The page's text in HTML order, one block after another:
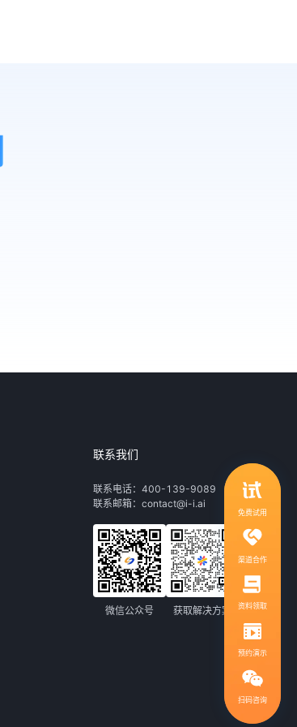
联系我们
联系电话：400-139-9089
联系邮箱：contact@i-i.ai
微信公众号 获取解决方案
免费试用
渠道合作
资料领取
预约演示
扫码咨询
领取行业自动化解决方案